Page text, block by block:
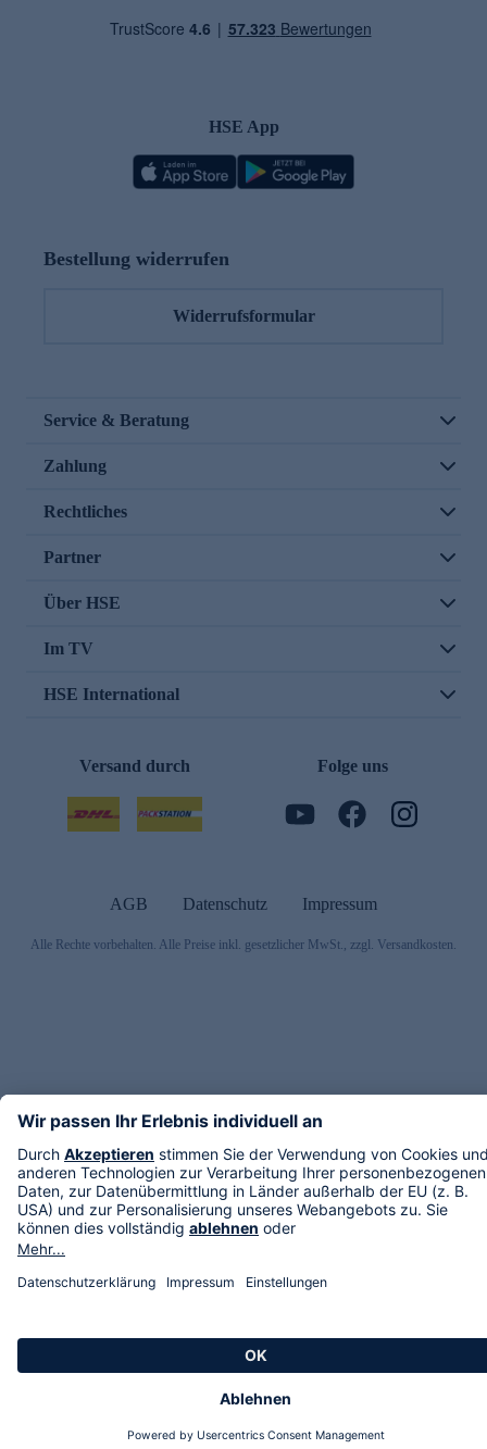
HSE App
Bestellung widerrufen
Widerrufsformular
Service & Beratung
Zahlung
Rechtliches
Partner
Über HSE
Im TV
HSE International
Versand durch Folge uns
AGB Datenschutz Impressum
Alle Rechte vorbehalten. Alle Preise inkl. gesetzlicher MwSt., zzgl. Versandkosten.